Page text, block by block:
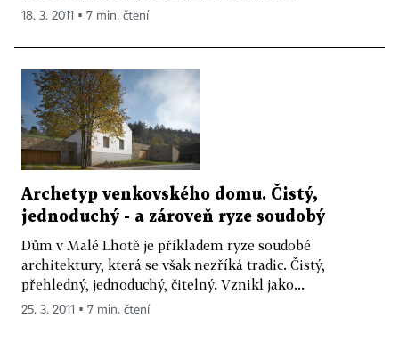
18. 3. 2011 ▪ 7 min. čtení
Archetyp venkovského domu. Čistý,
jednoduchý - a zároveň ryze soudobý
Dům v Malé Lhotě je příkladem ryze soudobé
architektury, která se však nezříká tradic. Čistý,
přehledný, jednoduchý, čitelný. Vznikl jako...
25. 3. 2011 ▪ 7 min. čtení